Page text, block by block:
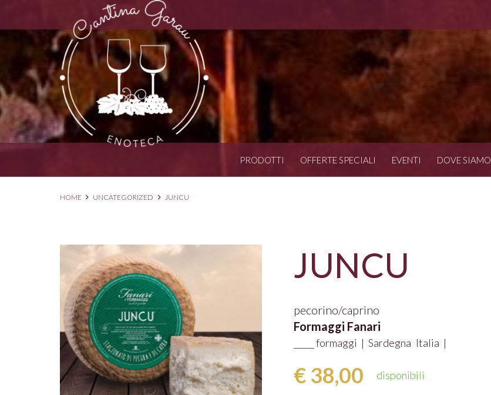
PRODOTTI OFFERTE SPECIALI EVENTI DOVE SIAMO
HOME UNCATEGORIZED JUNCU
JUNCU
pecorino/caprino
Formaggi Fanari
_____ formaggi | Sardegna Italia |
€38,00 disponibili